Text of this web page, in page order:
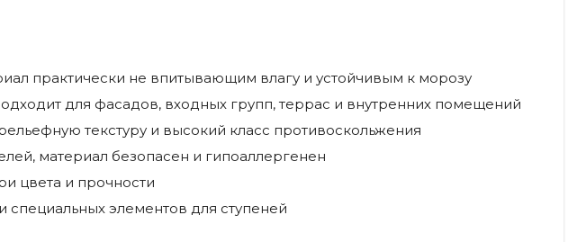
практически не впитывающим влагу и устойчивым к морозу
для фасадов, входных групп, террас и внутренних помещений
текстуру и высокий класс противоскольжения
материал безопасен и гипоаллергенен
цвета и прочности
элементов для ступеней